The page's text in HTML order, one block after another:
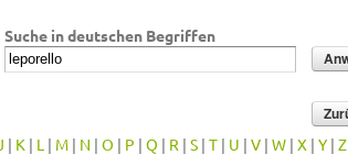
Suche in deutschen Begriffen
J | K | L | M | N | O | P | Q | R | S | T | U | V | W | X | Y | Z